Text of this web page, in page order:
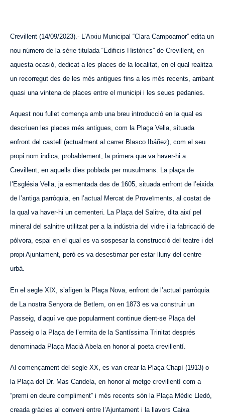
Crevillent (14/09/2023).- L’Arxiu Municipal “Clara Campoamor” edita un
nou número de la sèrie titulada “Edificis Històrics” de Crevillent, en
aquesta ocasió, dedicat a les places de la localitat, en el qual realitza
un recorregut des de les més antigues fins a les més recents, arribant
quasi una vintena de places entre el municipi i les seues pedanies.
Aquest nou fullet comença amb una breu introducció en la qual es
descriuen les places més antigues, com la Plaça Vella, situada
enfront del castell (actualment al carrer Blasco Ibáñez), com el seu
propi nom indica, probablement, la primera que va haver-hi a
Crevillent, en aquells dies poblada per musulmans. La plaça de
l’Església Vella, ja esmentada des de 1605, situada enfront de l’eixida
de l’antiga parròquia, en l’actual Mercat de Proveïments, al costat de
la qual va haver-hi un cementeri. La Plaça del Salitre, dita així pel
mineral del salnitre utilitzat per a la indústria del vidre i la fabricació de
pólvora, espai en el qual es va sospesar la construcció del teatre i del
propi Ajuntament, però es va desestimar per estar lluny del centre
urbà.
En el segle XIX, s’afigen la Plaça Nova, enfront de l’actual parròquia
de La nostra Senyora de Betlem, on en 1873 es va construir un
Passeig, d’aquí ve que popularment continue dient-se Plaça del
Passeig o la Plaça de l’ermita de la Santíssima Trinitat després
denominada Plaça Macià Abela en honor al poeta crevillentí.
Al començament del segle XX, es van crear la Plaça Chapí (1913) o
la Plaça del Dr. Mas Candela, en honor al metge crevillentí com a
“premi en deure compliment” i més recents són la Plaça Mèdic Lledó,
creada gràcies al conveni entre l’Ajuntament i la llavors Caixa